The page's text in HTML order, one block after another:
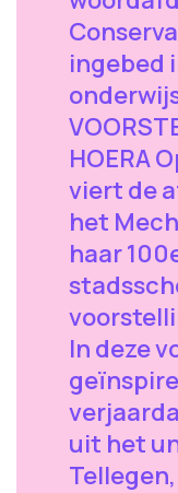
ingebed
HOERA
viert de
het
haar
In deze
uit het